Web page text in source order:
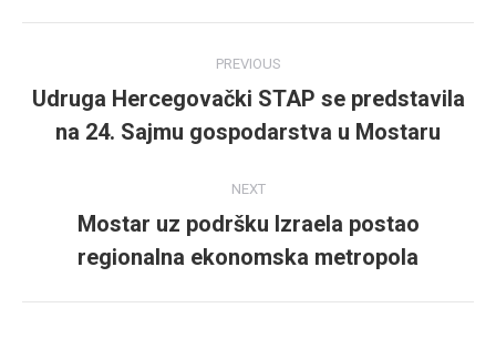
navigation
PREVIOUS
Previous
post:
Udruga Hercegovački STAP se predstavila
na 24. Sajmu gospodarstva u Mostaru
NEXT
Next
post:
Mostar uz podršku Izraela postao
regionalna ekonomska metropola